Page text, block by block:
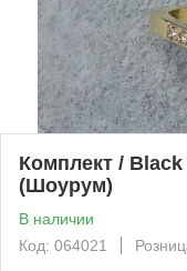
Комплект /
(Шоурум)
В наличии
Код: 064021